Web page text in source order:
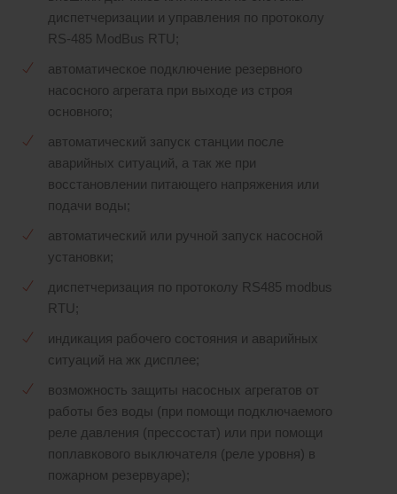
диспетчеризации и управления по протоколу
RS-485 ModBus RTU;
автоматическое подключение резервного
насосного агрегата при выходе из строя
основного;
автоматический запуск станции после
аварийных ситуаций, а так же при
восстановлении питающего напряжения или
подачи воды;
автоматический или ручной запуск насосной
установки;
диспетчеризация по протоколу RS485 modbus
RTU;
индикация рабочего состояния и аварийных
ситуаций на жк дисплее;
возможность защиты насосных агрегатов от
работы без воды (при помощи подключаемого
реле давления (прессостат) или при помощи
поплавкового выключателя (реле уровня) в
пожарном резервуаре);